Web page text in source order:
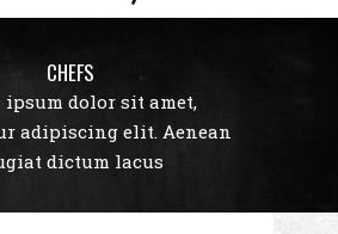
CHEFS
ipsum dolor sit amet,
adipiscing elit. Aenean
dictum lacus